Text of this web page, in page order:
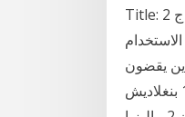
Title: العقد الفريد - ج 2 Created Date: 10/29/2006 10:46:17 AM 2. ماذا تعني أرقام التقييم الكلية
الاستخدام
الجدول 2 - الأشخاص الذين يقضون
محكومية بالسجن في البحرين بتاريخ 11 سبتمبر 2014 حسب جنسياتهم البحرين 1885 أذربيجان 1 بنغلاديش